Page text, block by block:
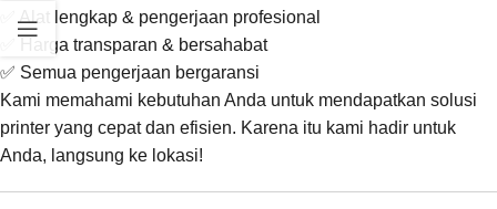
✅ Alat lengkap & pengerjaan profesional
✅ Harga transparan & bersahabat
✅ Semua pengerjaan bergaransi
Kami memahami kebutuhan Anda untuk mendapatkan solusi
printer yang cepat dan efisien. Karena itu kami hadir untuk
Anda, langsung ke lokasi!